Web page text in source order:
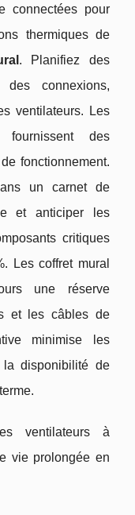
connectées pour
thermiques de
. Planifiez des
des connexions,
ventilateurs. Les
des
fonctionnement.
un carnet de
et anticiper les
critiques
Les coffret mural
une réserve
et les câbles de
minimise les
la disponibilité de
ventilateurs à
vie prolongée en